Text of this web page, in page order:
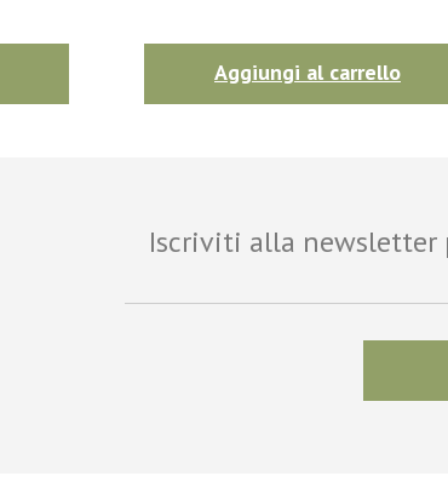
Aggiungi al carrello
Iscriviti alla newsletter